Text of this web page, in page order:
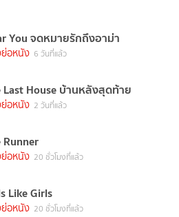
You จดหมายรักถึงอาม่า
ย่อหนัง 6 วันที่แล้ว
Last House บ้านหลังสุดท้าย
ย่อหนัง 2 วันที่แล้ว
Runner
ย่อหนัง 20 ชั่วโมงที่แล้ว
Like Girls
ย่อหนัง 20 ชั่วโมงที่แล้ว